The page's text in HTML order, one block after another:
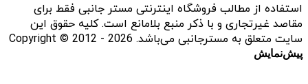
استفاده از مطالب فروشگاه اینترنتی مستر جانبی فقط برای
مقاصد غیرتجاری و با ذکر منبع بلامانع است. کلیه حقوق این
سایت متعلق به مسترجانبی می‌باشد. Copyright © 2012 - 2026
پیش‌نمایش